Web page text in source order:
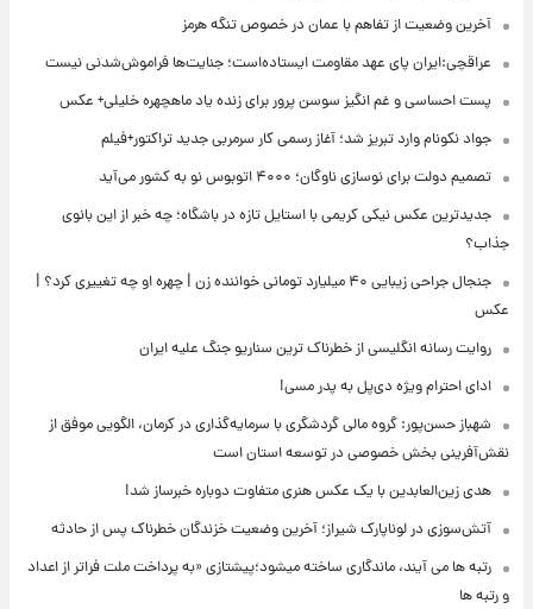
آخرین وضعیت از تفاهم با عمان در خصوص تنگه هرمز
عراقچی:ایران پای عهد مقاومت ایستاده‌است؛ جنایت‌ها فراموش‌شدنی نیست
پست احساسی و غم انگیز سوسن پرور برای زنده یاد ماهچهره خلیلی+ عکس
جواد نکونام وارد تبریز شد؛ آغاز رسمی کار سرمربی جدید تراکتور+فیلم
تصمیم دولت برای نوسازی ناوگان؛ ۴۰۰۰ اتوبوس نو به کشور می‌آید
جدیدترین عکس نیکی کریمی با استایل تازه در باشگاه؛ چه خبر از این بانوی
جذاب؟
جنجال جراحی زیبایی ۴۰ میلیارد تومانی خواننده زن | چهره او چه تغییری کرد؟ |
عکس
روایت رسانه انگلیسی از خطرناک ترین سناریو جنگ علیه ایران
ادای احترام ویژه دی‌پل به پدر مسی!
شهباز حسن‌پور: گروه مالی گردشگری با سرمایه‌گذاری در کرمان، الگویی موفق از
نقش‌آفرینی بخش خصوصی در توسعه استان است
هدی زین‌العابدین با یک عکس هنری متفاوت دوباره خبرساز شد!
آتش‌سوزی در لوناپارک شیراز؛ آخرین وضعیت خزندگان خطرناک پس از حادثه
رتبه ها می آیند، ماندگاری ساخته میشود؛پیشتازی «به پرداخت ملت فراتر از اعداد
و رتبه ها